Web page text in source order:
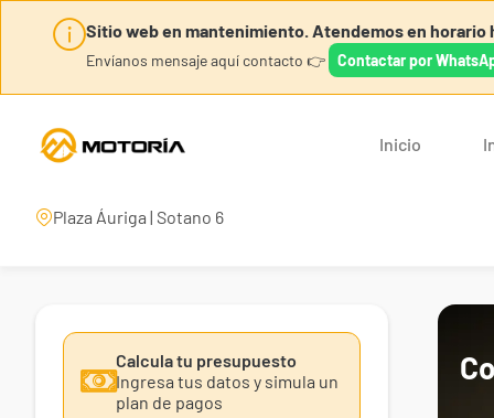
Sitio web en mantenimiento. Atendemos en
Envíanos mensaje aquí contacto 👉 Contactar por
Inicio
Plaza Áuriga | Sotano 6
Calcula tu presupuesto
Ingresa tus datos y simula un
plan de pagos